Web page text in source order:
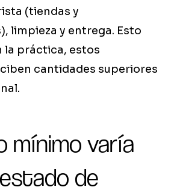
(tiendas y
limpieza y entrega. Esto
la práctica, estos
cantidades superiores
mínimo varía
de